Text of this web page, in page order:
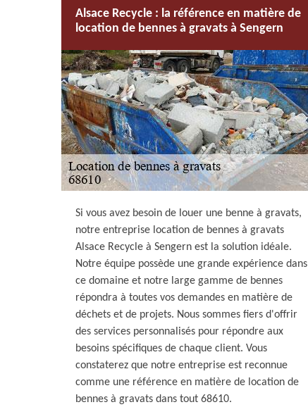
Alsace Recycle : la référence en matière de
location de bennes à gravats à Sengern
Si vous avez besoin de louer une benne à gravats,
notre entreprise location de bennes à gravats
Alsace Recycle à Sengern est la solution idéale.
Notre équipe possède une grande expérience dans
ce domaine et notre large gamme de bennes
répondra à toutes vos demandes en matière de
déchets et de projets. Nous sommes fiers d'offrir
des services personnalisés pour répondre aux
besoins spécifiques de chaque client. Vous
constaterez que notre entreprise est reconnue
comme une référence en matière de location de
bennes à gravats dans tout 68610.